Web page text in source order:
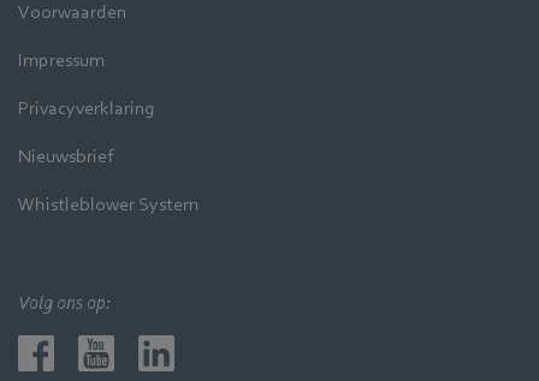
Voorwaarden
Impressum
Privacyverklaring
Nieuwsbrief
Whistleblower System
Volg ons op: